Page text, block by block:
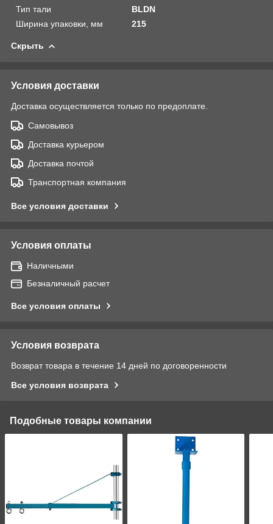
Тип тали
BLDN
Ширина упаковки, мм
215
Скрыть
Условия доставки
Доставка осуществляется только по предоплате.
Самовывоз
Доставка курьером
Доставка почтой
Транспортная компания
Все условия доставки
Условия оплаты
Наличными
Безналичный расчет
Все условия оплаты
Условия возврата
Возврат товара в течение 14 дней по договоренности
Все условия возврата
Подобные товары компании